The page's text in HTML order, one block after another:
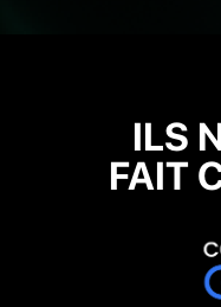
ILS
FAIT